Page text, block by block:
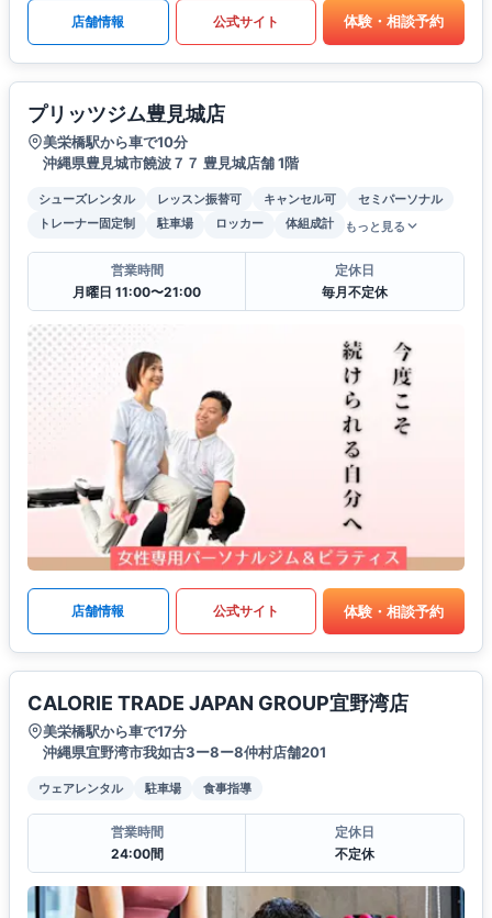
店舗情報 公式サイト 体験・相談予約
プリッツジム豊見城店
美栄橋駅から車で10分
沖縄県豊見城市饒波７７ 豊見城店舗 1階
シューズレンタル レッスン振替可 キャンセル可
セミパーソナル
トレーナー固定制
駐車場 ロッカー 体組成計 もっと見る
営業時間
月曜日 11:00〜21:00
定休日
毎月不定休
店舗情報 公式サイト 体験・相談予約
CALORIE TRADE JAPAN GROUP宜野湾店
美栄橋駅から車で17分
沖縄県宜野湾市我如古3ー8ー8仲村店舗201
ウェアレンタル 駐車場 食事指導
営業時間
24:00間
定休日
不定休